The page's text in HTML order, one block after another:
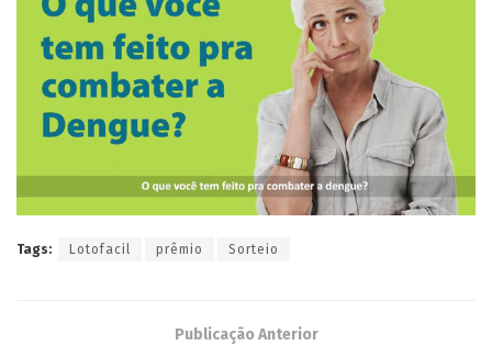
Tags: Lotofacil prêmio Sorteio
Publicação Anterior